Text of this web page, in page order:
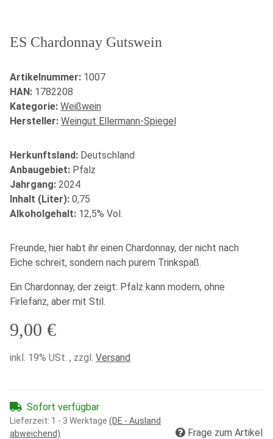
ES Chardonnay Gutswein
Artikelnummer: 1007
HAN: 1782208
Kategorie: Weißwein
Hersteller: Weingut Ellermann-Spiegel
Herkunftsland: Deutschland
Anbaugebiet: Pfalz
Jahrgang: 2024
Inhalt (Liter): 0,75
Alkoholgehalt: 12,5% Vol.
Freunde, hier habt ihr einen Chardonnay, der nicht nach
Eiche schreit, sondern nach purem Trinkspaß.
Ein Chardonnay, der zeigt: Pfalz kann modern, ohne
Firlefanz, aber mit Stil.
9,00 €
inkl. 19% USt. , zzgl. Versand
Sofort verfügbar
Lieferzeit: 1 - 3 Werktage (DE - Ausland
abweichend)
Frage zum Artikel